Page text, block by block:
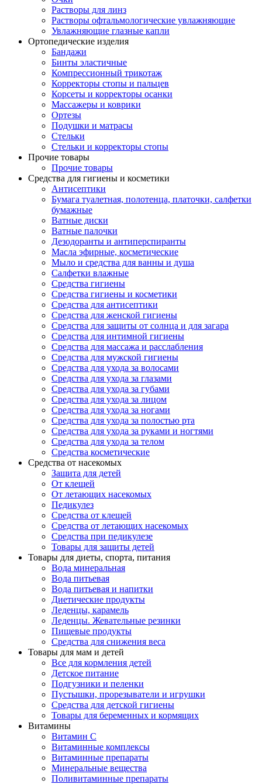
Растворы для линз
Растворы офтальмологические увлажняющие
Увлажняющие глазные капли
Ортопедические изделия
Бандажи
Бинты эластичные
Компрессионный трикотаж
Корректоры стопы и пальцев
Корсеты и корректоры осанки
Массажеры и коврики
Ортезы
Подушки и матрасы
Стельки
Стельки и корректоры стопы
Прочие товары
Прочие товары
Средства для гигиены и косметики
Антисептики
Бумага туалетная, полотенца, платочки, салфетки
бумажные
Ватные диски
Ватные палочки
Дезодоранты и антиперспиранты
Масла эфирные, косметические
Мыло и средства для ванны и душа
Салфетки влажные
Средства гигиены
Средства гигиены и косметики
Средства для антисептики
Средства для женской гигиены
Средства для защиты от солнца и для загара
Средства для интимной гигиены
Средства для массажа и расслабления
Средства для мужской гигиены
Средства для ухода за волосами
Средства для ухода за глазами
Средства для ухода за губами
Средства для ухода за лицом
Средства для ухода за ногами
Средства для ухода за полостью рта
Средства для ухода за руками и ногтями
Средства для ухода за телом
Средства косметические
Средства от насекомых
Защита для детей
От клещей
От летающих насекомых
Педикулез
Средства от клещей
Средства от летающих насекомых
Средства при педикулезе
Товары для защиты детей
Товары для диеты, спорта, питания
Вода минеральная
Вода питьевая
Вода питьевая и напитки
Диетические продукты
Леденцы, карамель
Леденцы. Жевательные резинки
Пищевые продукты
Средства для снижения веса
Товары для мам и детей
Все для кормления детей
Детское питание
Подгузники и пеленки
Пустышки, прорезыватели и игрушки
Средства для детской гигиены
Товары для беременных и кормящих
Витамины
Витамин С
Витаминные комплексы
Витаминные препараты
Минеральные вещества
Поливитаминные препараты